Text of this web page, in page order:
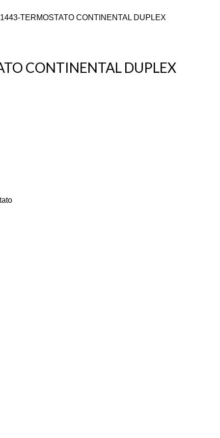
1443-TERMOSTATO CONTINENTAL DUPLEX
CONTINENTAL DUPLEX